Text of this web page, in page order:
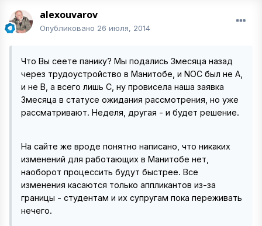
alexouvarov
Опубликовано 26 июля, 2014
Что Вы сеете панику? Мы подались 3месяца назад
через трудоустройство в Манитобе, и NOC был не А,
и не В, а всего лишь С, ну провисела наша заявка
3месяца в статусе ожидания рассмотрения, но уже
рассматривают. Неделя, другая - и будет решение.
На сайте же вроде понятно написано, что никаких
изменений для работающих в Манитобе нет,
наоборот процессить будут быстрее. Все
изменения касаются только аппликантов из-за
границы - студентам и их супругам пока переживать
нечего.